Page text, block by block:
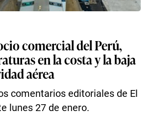
comercial del Perú,
en la costa y la baja
aérea
comentarios editoriales de El
lunes 27 de enero.